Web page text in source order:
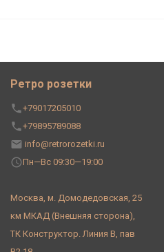
Ретро розетки
+79017205010
+79895789088
info@retrorozetki.ru
Пн—Вс 09:30—19:00
Москва, м. Домодедовская, 25
км МКАД (Внешняя сторона),
ТК Конструктор. Линия В, пав